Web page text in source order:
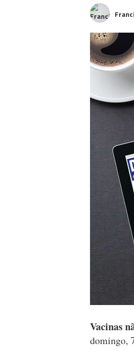
Vacinas
domingo,